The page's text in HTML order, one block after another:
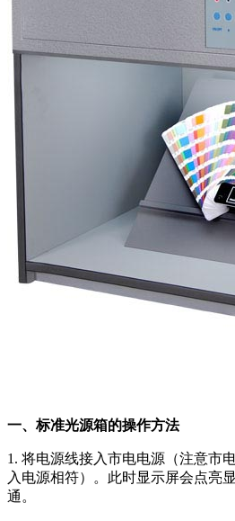
一、标准光源箱的操作方法
1. 将电源线接入市电电源（注意市
入电源相符）。此时显示屏会点亮
通。